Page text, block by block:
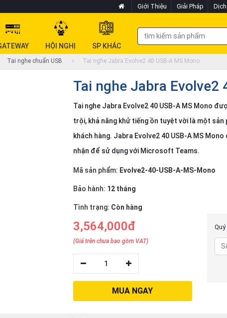
Giới Thiệu Giải Pháp
HỘI NGHỊ SP KHÁC
Tai nghe chuẩn USB Tai nghe Jabra Evolve2 40 USB-A MS Mono
Tai nghe Jabra Evolve2
Tai nghe Jabra Evolve2 40 USB-A MS Mono
trội, khả năng khử tiếng ồn tuyệt vời là một
khách hàng. Jabra Evolve2 40 USB-A MS
nhận để sử dụng với Microsoft Teams.
Mã sản phẩm: Evolve2-40-USB-A-MS-Mono
Bảo hành: 12 tháng
Tình trạng: Còn hàng
3,564,000đ
(Giá trên chưa bao gồm VAT)
1
MUA NGAY